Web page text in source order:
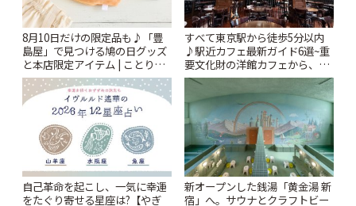
8月10日だけの限定品も♪「豊
島屋」で見つける鳩の日グッズ
と本店限定アイテム | ことりっ
ぷ
すべて東京駅から徒歩5分以内
♪駅近カフェ最新ガイド6選~重
要文化財の洋館カフェから、改
札すぐのレトロ喫茶まで~ | こと
自己革命を起こし、一気に幸運
をたぐり寄せる星座は?【やぎ
新オープンした銭湯「黄金湯 新
宿」へ。サウナとクラフトビー